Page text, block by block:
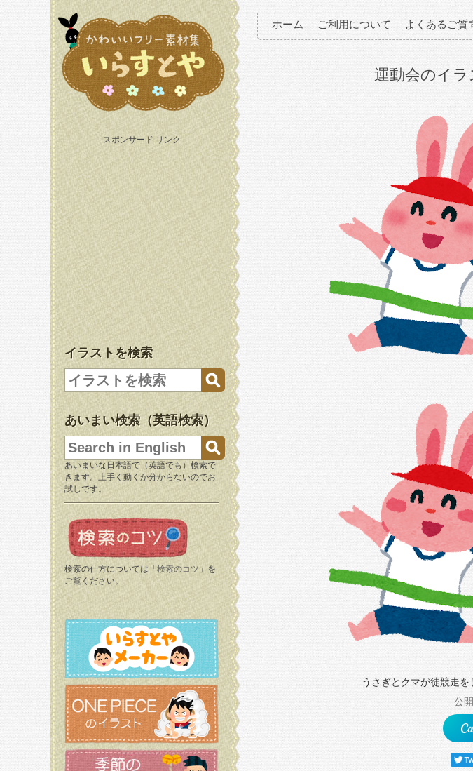
スポンサード リンク
イラストを検索
あいまい検索（英語検索）
あいまいな日本語で（英語でも）検索で
きます。上手く動くか分からないのでお
試しです。
検索の仕方については「 検索のコツ 」を
ご覧ください。
ホーム ご利用について よくあるご質
運動会のイラ
うさぎとクマが徒競走
公